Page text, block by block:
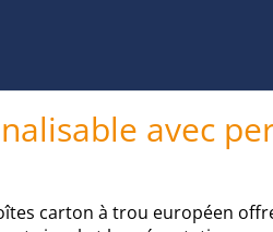
avec
carton à trou européen